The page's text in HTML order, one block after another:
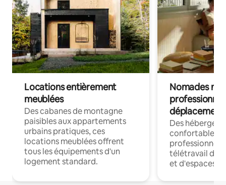
Locations entièrement
meublées
Des cabanes de montagne
paisibles aux appartements
urbains pratiques, ces
locations meublées offrent
tous les équipements d'un
logement standard.
Nomades
déplacement
Des
confortables
professionnels
télétravail
et d'espaces